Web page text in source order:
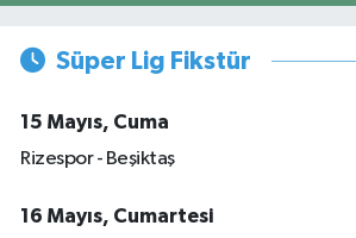
Süper Lig Fikstür
15 Mayıs, Cuma
Rizespor - Beşiktaş
16 Mayıs, Cumartesi